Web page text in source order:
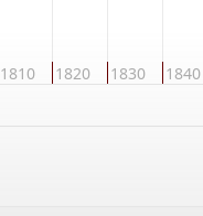
1810 1820 1830 1840